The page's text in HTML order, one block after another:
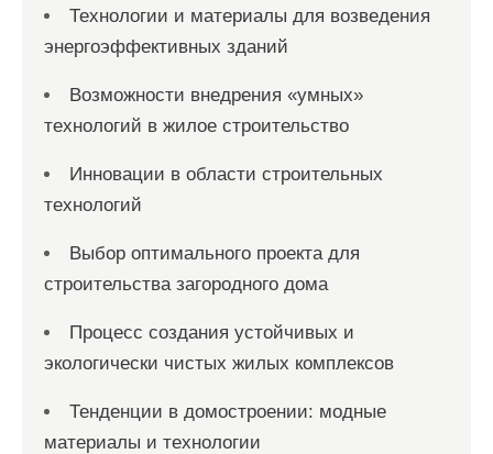
Технологии и материалы для возведения
энергоэффективных зданий
Возможности внедрения «умных»
технологий в жилое строительство
Инновации в области строительных
технологий
Выбор оптимального проекта для
строительства загородного дома
Процесс создания устойчивых и
экологически чистых жилых комплексов
Тенденции в домостроении: модные
материалы и технологии